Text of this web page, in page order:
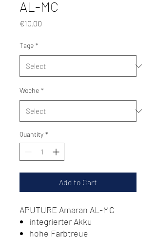
AL-MC
€10.00
Tage *
Woche *
Quantity *
Add to Cart
APUTURE Amaran AL-MC
integrierter Akku
hohe Farbtreue